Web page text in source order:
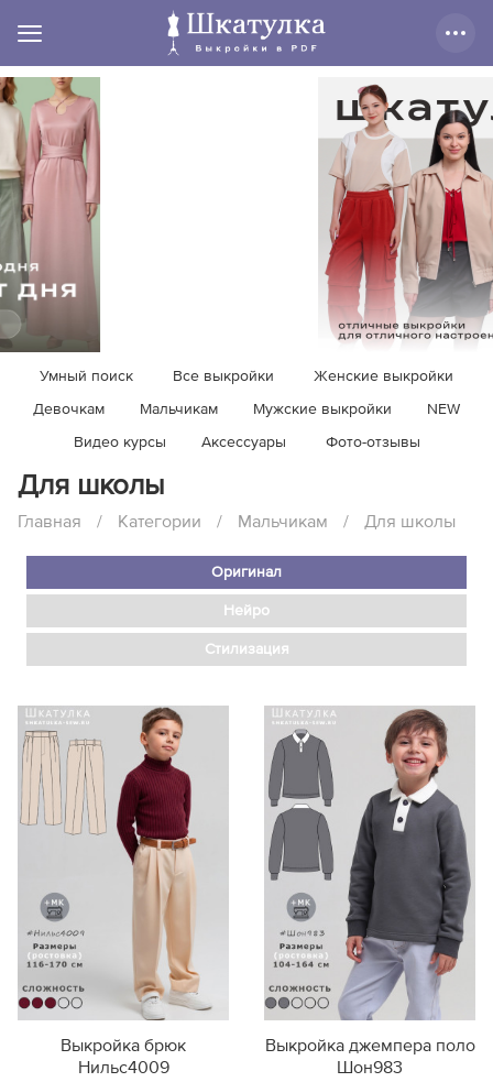
Умный поиск Все выкройки Женские выкройки
Девочкам Мальчикам Мужские выкройки NEW
Видео курсы Аксессуары Фото-отзывы
Для школы
Главная / Категории / Мальчикам / Для школы
Выкройка брюк
Нильс4009
Выкройка джемпера поло
Шон983
Оригинал
Нейро
Стилизация